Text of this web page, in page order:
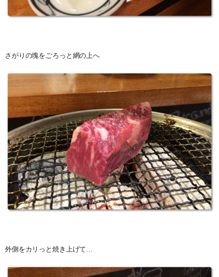
さがりの塊をごろっと網の上へ
外側をカリっと焼き上げて…